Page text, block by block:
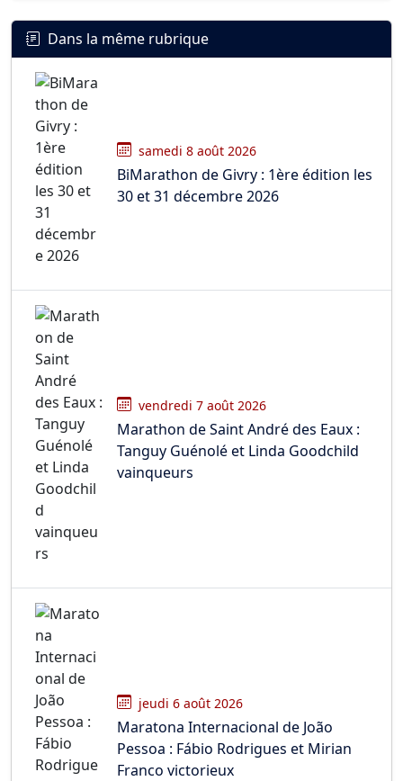
Dans la même rubrique
samedi 8 août 2026
BiMarathon de Givry : 1ère édition les
30 et 31 décembre 2026
vendredi 7 août 2026
Marathon de Saint André des Eaux :
Tanguy Guénolé et Linda Goodchild
vainqueurs
jeudi 6 août 2026
Maratona Internacional de João
Pessoa : Fábio Rodrigues et Mirian
Franco victorieux